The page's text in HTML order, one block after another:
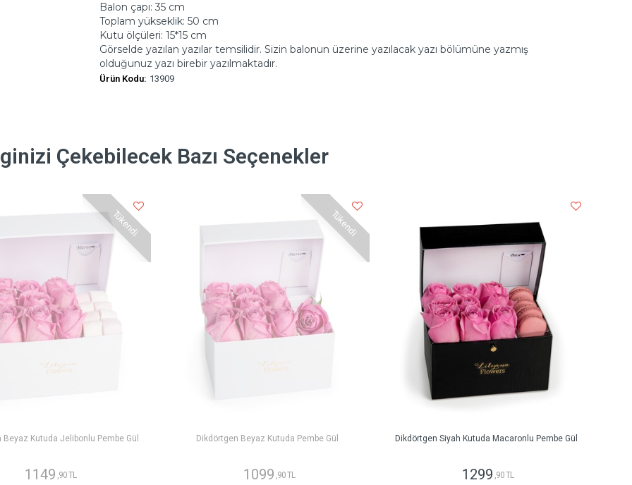
Balon çapı: 35 cm
Toplam yükseklik: 50 cm
Kutu ölçüleri: 15*15 cm
Görselde yazılan yazılar temsilidir. Sizin balonun üzerine yazılacak yazı bölümüne yazmış
olduğunuz yazı birebir yazılmaktadır.
Ürün Kodu: 13909
Çekebilecek Bazı Seçenekler
Tükendi
Kutuda Jelibonlu Pembe Gül
1149 ,90 TL
Tükendi
Dikdörtgen Beyaz Kutuda Pembe Gül
1099 ,90 TL
Dikdörtgen Siyah Kutuda Macaronlu Pembe Gül
1299 ,90 TL